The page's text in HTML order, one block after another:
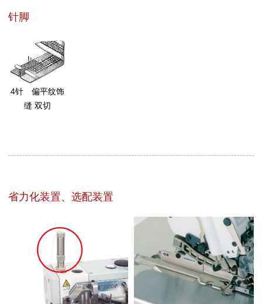
针脚
4针 偏平纹饰
缝 双切
省力化装置、选配装置